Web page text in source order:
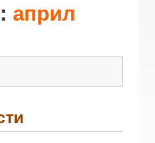
април